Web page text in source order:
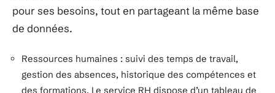
pour ses besoins, tout en partageant la même base
de données.
Ressources humaines : suivi des temps de travail,
gestion des absences, historique des compétences et
des formations. Le service RH dispose d’un tableau de